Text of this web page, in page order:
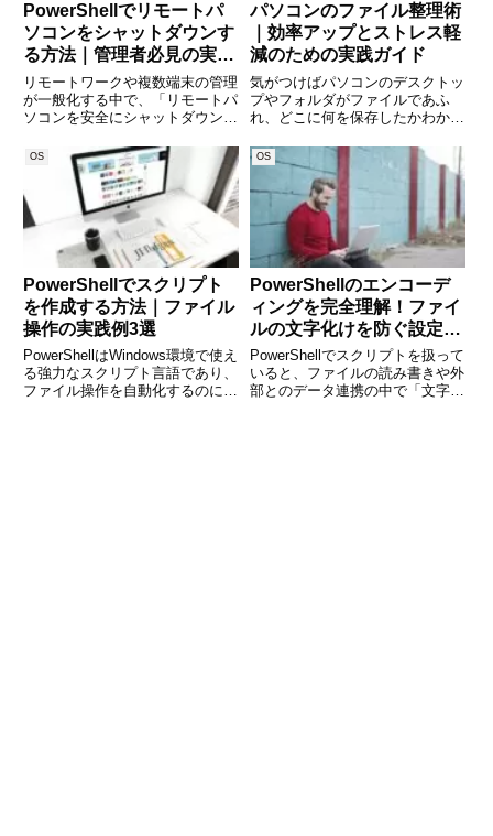
PowerShellでリモートパ
ソコンをシャットダウンす
る方法｜管理者必見の実践
ガイド
リモートワークや複数端末の管理
が一般化する中で、「リモートパ
ソコンを安全にシャットダウンす
級ユーザーにとって重要なスキル
のひとつです。この記事では、
Windows PowerShellを使って、
ネットワーク上の
パソコンのファイル整理術
｜効率アップとストレス軽
減のための実践ガイド
気がつけばパソコンのデスクトッ
プやフォルダがファイルであふ
れ、どこに何を保存したかわから
はありませんか。ファイルが散ら
かっていると探す時間が増えるだ
けでなく、作業効率も大きく下が
ります。さらに、誤って古いファ
イ
OS
PowerShellでスクリプト
を作成する方法｜ファイル
操作の実践例3選
PowerShellはWindows環境で使え
る強力なスクリプト言語であり、
ファイル操作を自動化するのに最
OS
PowerShellのエンコーデ
ィングを完全理解！ファイ
ルの文字化けを防ぐ設定と
活用法
PowerShellでスクリプトを扱って
いると、ファイルの読み書きや外
部とのデータ連携の中で「文字化